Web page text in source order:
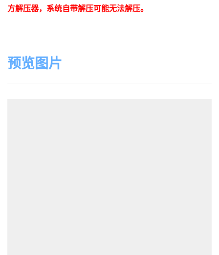
方解压器，系统自带解压可能无法解压。
预览图片